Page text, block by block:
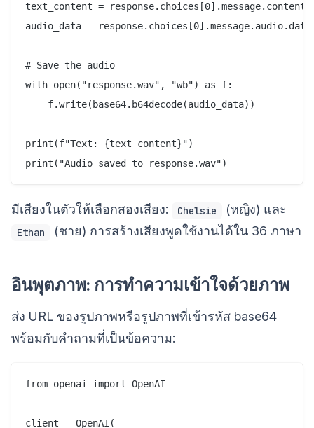
text_content = response.choices[0].message.content
audio_data = response.choices[0].message.audio.data
# Save the audio
with open("response.wav", "wb") as f:
    f.write(base64.b64decode(audio_data))
print(f"Text: {text_content}")
มีเสียงในตัวให้เลือกสองเสียง: Chelsie (หญิง) และ
Ethan (ชาย) การสร้างเสียงพูดใช้งานได้ใน 36 ภาษา
อินพุตภาพ: การทำความเข้าใจด้วยภาพ
ส่ง URL ของรูปภาพหรือรูปภาพที่เข้ารหัส base64
พร้อมกับคำถามที่เป็นข้อความ:
from openai import OpenAI
client = OpenAI(